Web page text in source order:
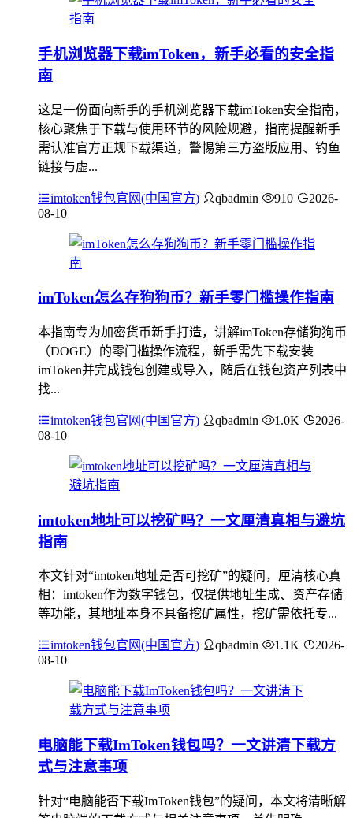
手机浏览器下载imToken，新手必看的安全指
南
这是一份面向新手的手机浏览器下载imToken安全指南，
核心聚焦于下载与使用环节的风险规避，指南提醒新手
需认准官方正规下载渠道，警惕第三方盗版应用、钓鱼
链接与虚...
imtoken钱包官网(中国官方) qbadmin 910
2026-
08-10
imToken怎么存狗狗币？新手零门槛操作指南
本指南专为加密货币新手打造，讲解imToken存储狗狗币
（DOGE）的零门槛操作流程，新手需先下载安装
imToken并完成钱包创建或导入，随后在钱包资产列表中
找...
imtoken钱包官网(中国官方) qbadmin 1.0K
2026-
08-10
imtoken地址可以挖矿吗？一文厘清真相与避坑
指南
本文针对“imtoken地址是否可挖矿”的疑问，厘清核心真
相：imtoken作为数字钱包，仅提供地址生成、资产存储
等功能，其地址本身不具备挖矿属性，挖矿需依托专...
imtoken钱包官网(中国官方) qbadmin 1.1K
2026-
08-10
电脑能下载ImToken钱包吗？一文讲清下载方
式与注意事项
针对“电脑能否下载ImToken钱包”的疑问，本文将清晰解